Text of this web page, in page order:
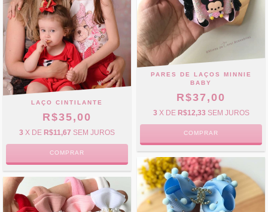
LAÇO CINTILANTE
R$35,00
3 X DE R$11,67 SEM JUROS
COMPRAR
PARES DE LAÇOS MINNIE
BABY
R$37,00
3 X DE R$12,33 SEM JUROS
COMPRAR